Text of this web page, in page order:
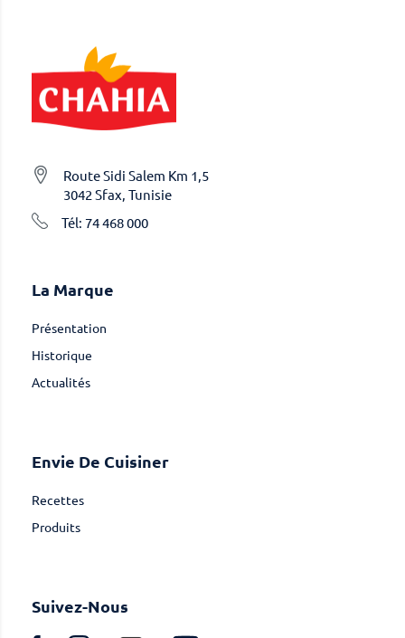
Route Sidi Salem Km 1,5
3042 Sfax, Tunisie
Tél: 74 468 000
La Marque
Présentation
Historique
Actualités
Envie De Cuisiner
Recettes
Produits
Suivez-Nous